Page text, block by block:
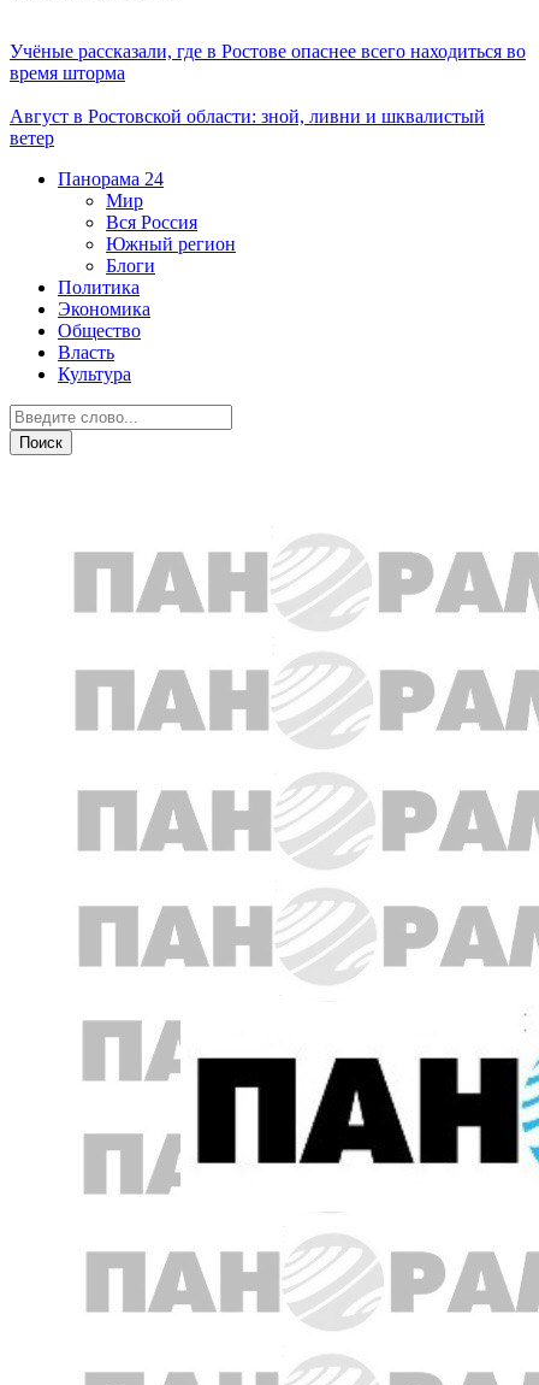
Учёные рассказали, где в Ростове опаснее всего находиться во
время шторма
Август в Ростовской области: зной, ливни и шквалистый
ветер
Панорама 24
Мир
Вся Россия
Южный регион
Блоги
Политика
Экономика
Общество
Власть
Культура